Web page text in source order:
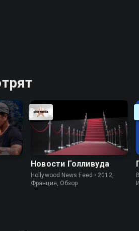
Новости Голливуда
Hollywood News Feed • 2012,
Франция, Обзор